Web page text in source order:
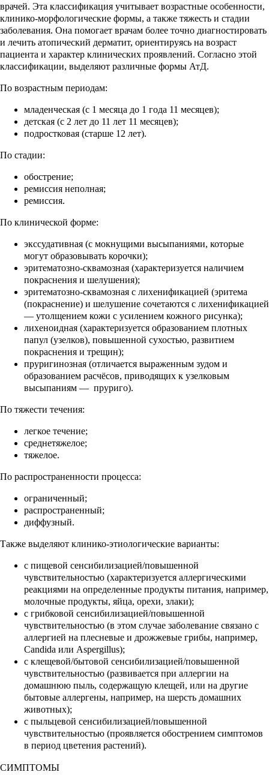
врачей. Эта классификация учитывает возрастные особенности,
клинико-морфологические формы, а также тяжесть и стадии
заболевания. Она помогает врачам более точно диагностировать
и лечить атопический дерматит, ориентируясь на возраст
пациента и характер клинических проявлений. Согласно этой
классификации, выделяют различные формы АтД.
По возрастным периодам:
младенческая (с 1 месяца до 1 года 11 месяцев);
детская (с 2 лет до 11 лет 11 месяцев);
подростковая (старше 12 лет).
По стадии:
обострение;
ремиссия неполная;
ремиссия.
По клинической форме:
экссудативная (с мокнущими высыпаниями, которые
могут образовывать корочки);
эритематозно-сквамозная (характеризуется наличием
покраснения и шелушения);
эритематозно-сквамозная с лихенификацией (эритема
(покраснение) и шелушение сочетаются с лихенификацией
— утолщением кожи с усилением кожного рисунка);
лихеноидная (характеризуется образованием плотных
папул (узелков), повышенной сухостью, развитием
покраснения и трещин);
пруригинозная (отличается выраженным зудом и
образованием расчёсов, приводящих к узелковым
высыпаниям — пруриго).
По тяжести течения:
легкое течение;
среднетяжелое;
тяжелое.
По распространенности процесса:
ограниченный;
распространенный;
диффузный.
Также выделяют клинико-этиологические варианты:
с пищевой сенсибилизацией/повышенной
чувствительностью (характеризуется аллергическими
реакциями на определенные продукты питания, например,
молочные продукты, яйца, орехи, злаки);
с грибковой сенсибилизацией/повышенной
чувствительностью (в этом случае заболевание связано с
аллергией на плесневые и дрожжевые грибы, например,
Candida или Aspergillus);
с клещевой/бытовой сенсибилизацией/повышенной
чувствительностью (развивается при аллергии на
домашнюю пыль, содержащую клещей, или на другие
бытовые аллергены, например, на шерсть домашних
животных);
с пыльцевой сенсибилизацией/повышенной
чувствительностью (проявляется обострением симптомов
в период цветения растений).
СИМПТОМЫ